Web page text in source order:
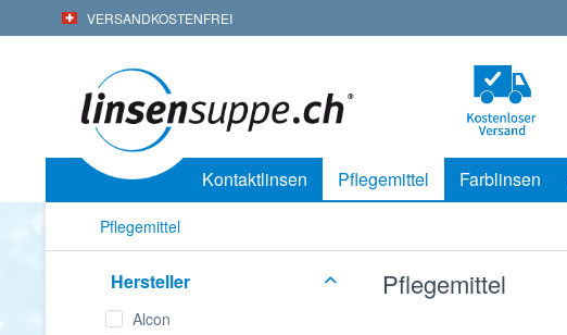
VERSANDKOSTENFREI
Kontaktlinsen Pflegemittel Farblinsen
Pflegemittel
Hersteller
Alcon
Pflegemittel